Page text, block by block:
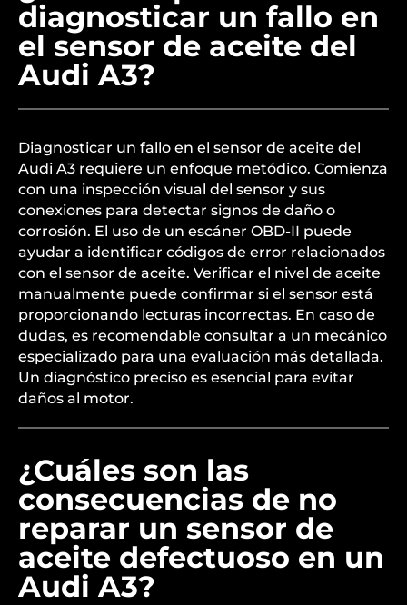
diagnosticar un fallo en
el sensor de aceite del
Audi A3?
Diagnosticar un fallo en el sensor de aceite del
Audi A3 requiere un enfoque metódico. Comienza
con una inspección visual del sensor y sus
conexiones para detectar signos de daño o
corrosión. El uso de un escáner OBD-II puede
ayudar a identificar códigos de error relacionados
con el sensor de aceite. Verificar el nivel de aceite
manualmente puede confirmar si el sensor está
proporcionando lecturas incorrectas. En caso de
dudas, es recomendable consultar a un mecánico
especializado para una evaluación más detallada.
Un diagnóstico preciso es esencial para evitar
daños al motor.
¿Cuáles son las
consecuencias de no
reparar un sensor de
aceite defectuoso en un
Audi A3?